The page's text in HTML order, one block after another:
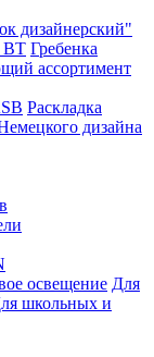
дизайнерский"
BT Гребенка
ассортимент
Раскладка
дизайна
освещение Для
школьных и